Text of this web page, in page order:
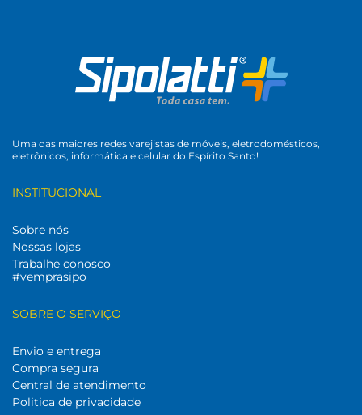
Uma das maiores redes varejistas de móveis, eletrodomésticos,
eletrônicos, informática e celular do Espírito Santo!
INSTITUCIONAL
Sobre nós
Nossas lojas
Trabalhe conosco
#vemprasipo
SOBRE O SERVIÇO
Envio e entrega
Compra segura
Central de atendimento
Politica de privacidade